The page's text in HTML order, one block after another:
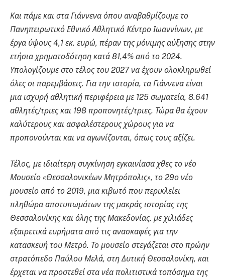
Και πάμε και στα Γιάννενα όπου αναβαθμίζουμε το
Πανηπειρωτικό Εθνικό Αθλητικό Κέντρο Ιωαννίνων, με
έργα ύψους 4,1 εκ. ευρώ, πέραν της μόνιμης αύξησης στην
ετήσια χρηματοδότηση κατά 81,4% από το 2024.
Υπολογίζουμε στο τέλος του 2027 να έχουν ολοκληρωθεί
όλες οι παρεμβάσεις. Για την ιστορία, τα Γιάννενα είναι
μια ισχυρή αθλητική περιφέρεια με 125 σωματεία, 8.641
αθλητές/τριες και 198 προπονητές/τριες. Τώρα θα έχουν
καλύτερους και ασφαλέστερους χώρους για να
προπονούνται και να αγωνίζονται, όπως τους αξίζει.
Τέλος, με ιδιαίτερη συγκίνηση εγκαινίασα χθες το νέο
Μουσείο «Θεσσαλονικέων Μητρόπολις», το 29ο νέο
μουσείο από το 2019, μια κιβωτό που περικλείει
πληθώρα αποτυπωμάτων της μακράς ιστορίας της
Θεσσαλονίκης και όλης της Μακεδονίας, με χιλιάδες
εξαιρετικά ευρήματα από τις ανασκαφές για την
κατασκευή του Μετρό. Το μουσείο στεγάζεται στο πρώην
στρατόπεδο Παύλου Μελά, στη Δυτική Θεσσαλονίκη, και
έρχεται να προστεθεί στα νέα πολιτιστικά τοπόσημα της